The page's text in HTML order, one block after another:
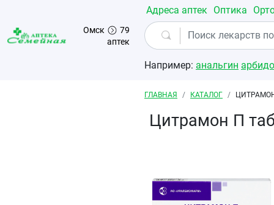
Перейти к основному содержанию
Омск
79
аптек
Адреса аптек Оптика
Например: анальгин
Строка навигации
ГЛАВНАЯ КАТАЛОГ
Цитрамон П